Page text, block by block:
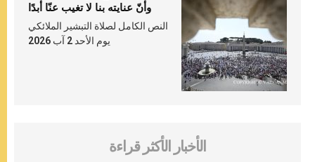
وأنّ عنايته بنا لا تغيب عنّا أبدًا
النص الكامل لصلاة التبشير الملائكي
يوم الأحد 2 آب 2026
الأخبار الأكثر قراءة